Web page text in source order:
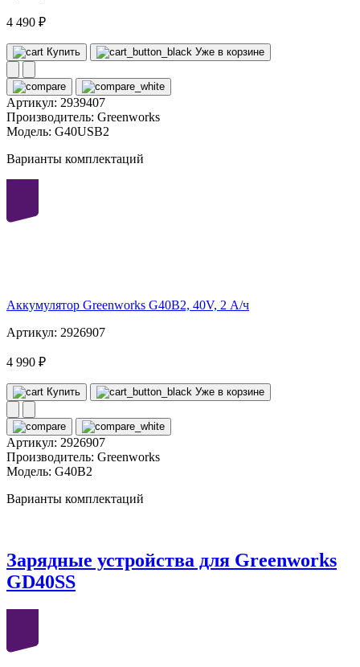
4 490 ₽
Купить Уже в корзине
Артикул: 2939407
Производитель: Greenworks
Модель: G40USB2
Варианты комплектаций
Аккумулятор Greenworks G40B2, 40V, 2 А/ч
Артикул: 2926907
4 990 ₽
Купить Уже в корзине
Артикул: 2926907
Производитель: Greenworks
Модель: G40B2
Варианты комплектаций
Зарядные устройства для Greenworks
GD40SS